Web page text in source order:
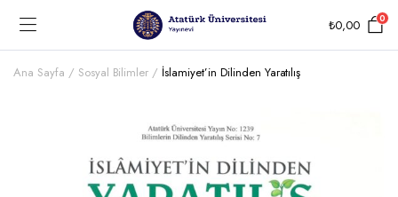
₺0,00 0
Ana Sayfa Sosyal Bilimler İslamiyet’in Dilinden Yaratılış